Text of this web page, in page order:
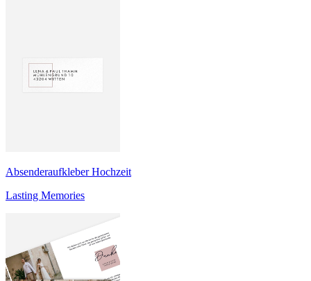
Absenderaufkleber Hochzeit
Lasting Memories